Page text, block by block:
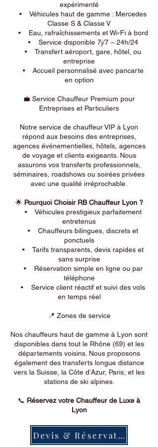
expérimenté
• Véhicules haut de gamme : Mercedes
Classe S & Classe V
• Eau, rafraîchissements et Wi-Fi à bord
• Service disponible 7j/7 – 24h/24
• Transfert aéroport, gare, hôtel, ou
entreprise
• Accueil personnalisé avec pancarte
en option
💼 Service Chauffeur Premium pour
Entreprises et Particuliers
Notre service de chauffeur VIP à Lyon
répond aux besoins des entreprises,
agences événementielles, hôtels, agences
de voyage et clients exigeants. Nous
assurons vos transferts professionnels,
séminaires, roadshows ou soirées privées
avec une qualité irréprochable.
🌟 Pourquoi Choisir RB Chauffeur Lyon ?
• Véhicules prestigieux parfaitement
entretenus
• Chauffeurs bilingues, discrets et
ponctuels
• Tarifs transparents, devis rapides et
sans surprise
• Réservation simple en ligne ou par
téléphone
• Service client réactif et suivi des vols
en temps réel
📍 Zones de service
Nos chauffeurs haut de gamme à Lyon sont
disponibles dans tout le Rhône (69) et les
départements voisins. Nous proposons
également des transferts longue distance
vers la Suisse, la Côte d’Azur, Paris, et les
stations de ski alpines.
📞 Réservez votre Chauffeur de Luxe à
Lyon
Devis & Réservation